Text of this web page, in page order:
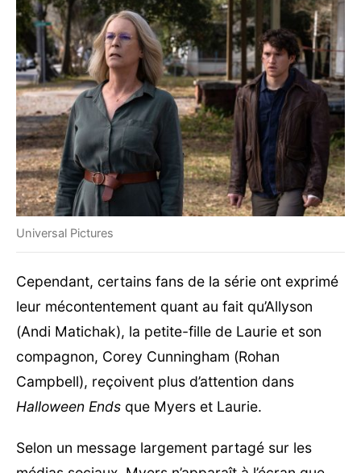
Universal Pictures
Cependant, certains fans de la série ont exprimé
leur mécontentement quant au fait qu’Allyson
(Andi Matichak), la petite-fille de Laurie et son
compagnon, Corey Cunningham (Rohan
Campbell), reçoivent plus d’attention dans
Halloween Ends que Myers et Laurie.
Selon un message largement partagé sur les